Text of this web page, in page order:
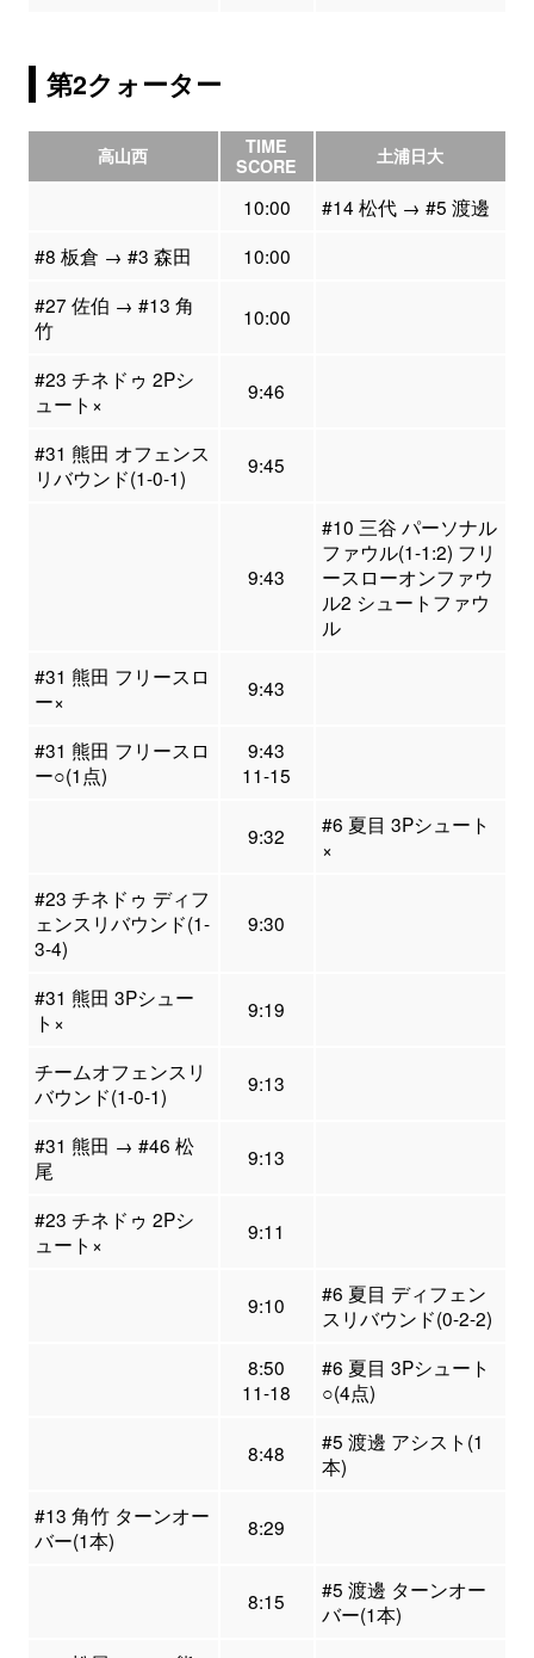
第2クォーター
高山西
TIME
SCORE
土浦日大
10:00
#14 松代 → #5 渡邊
#8 板倉 → #3 森田
10:00
#27 佐伯 → #13 角
竹
10:00
#23 チネドゥ 2Pシ
ュート×
9:46
#31 熊田 オフェンス
リバウンド(1-0-1)
9:45
9:43
#10 三谷 パーソナル
ファウル(1-1:2) フリ
ースローオンファウ
ル2 シュートファウ
ル
#31 熊田 フリースロ
ー×
9:43
#31 熊田 フリースロ
ー○(1点)
9:43
11-15
9:32
#6 夏目 3Pシュート
×
#23 チネドゥ ディフ
ェンスリバウンド(1-
3-4)
9:30
#31 熊田 3Pシュー
ト×
9:19
チームオフェンスリ
バウンド(1-0-1)
9:13
#31 熊田 → #46 松
尾
9:13
#23 チネドゥ 2Pシ
ュート×
9:11
9:10
#6 夏目 ディフェン
スリバウンド(0-2-2)
8:50
11-18
#6 夏目 3Pシュート
○(4点)
8:48
#5 渡邊 アシスト(1
本)
#13 角竹 ターンオー
バー(1本)
8:29
8:15
#5 渡邊 ターンオー
バー(1本)